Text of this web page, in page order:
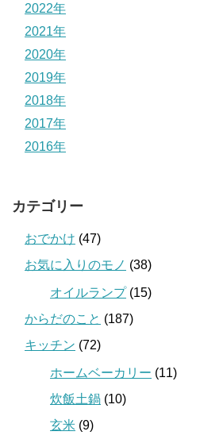
2022年
2021年
2020年
2019年
2018年
2017年
2016年
カテゴリー
おでかけ (47)
お気に入りのモノ (38)
オイルランプ(15)
からだのこと (187)
キッチン (72)
ホームベーカリー (11)
炊飯土鍋 (10)
玄米 (9)